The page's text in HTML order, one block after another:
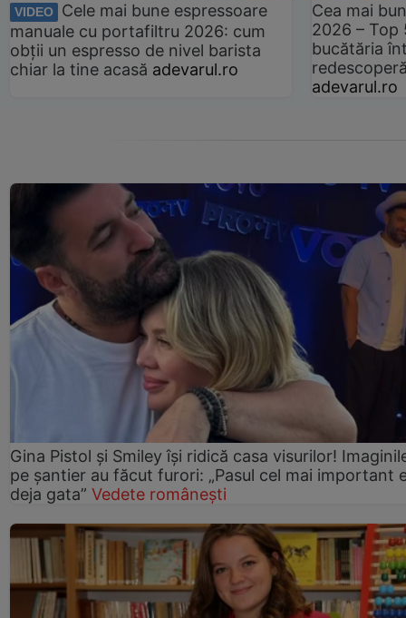
VIDEO
Cele mai bune espressoare
manuale cu portafiltru 2026: cum
obții un espresso de nivel barista
chiar la tine acasă adevarul.ro
Cea mai
2026 –
bucătăria
adevarul.ro
Gina Pistol și Smiley își ridică casa visurilor!
pe șantier au făcut furori: „Pasul cel mai important
deja gata” Vedete românești